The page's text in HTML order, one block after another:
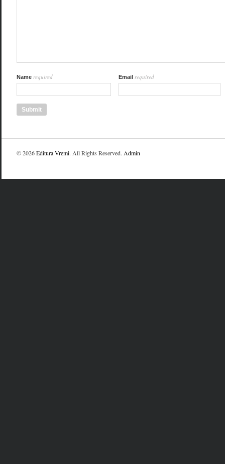
Name required Email required
© 2026Editura Vremi. All Rights Reserved. Admin